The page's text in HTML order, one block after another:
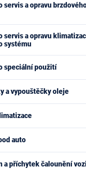
servis a opravu
servis a opravu
systému
speciální použití
a vypouštěčky oleje
auto
a příchytek čalounění